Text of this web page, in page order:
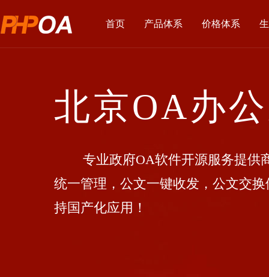
首页 产品体系 价格体系
北京OA办
专业政府OA软件开源服务提供商
统一管理，公文一键收发，公文交
持国产化应用！